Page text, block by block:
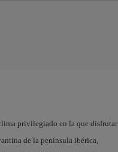
privilegiado en la que disfrutar
de la península ibérica,